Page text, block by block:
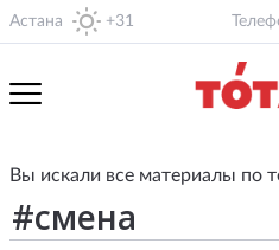
Астана +31
Вы искали все материалы по